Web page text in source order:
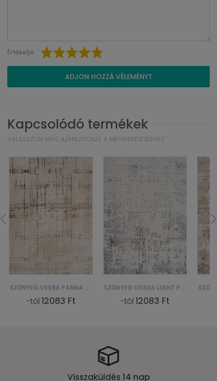
Értékelje:
ADJON HOZZÁ VÉLEMÉNYT
Kapcsolódó termékek
VÁLASSZON MÁS AJÁNLATOKAT A MEGRENDELÉSHEZ
SZŐNYEG UE68A PARMA YDD - BRĄZOWY
-tól 12083 Ft
SZŐNYEG UD30A LIGHT PARMA YDC - SZARY
-tól12083 Ft
Visszaküldés 14 nap